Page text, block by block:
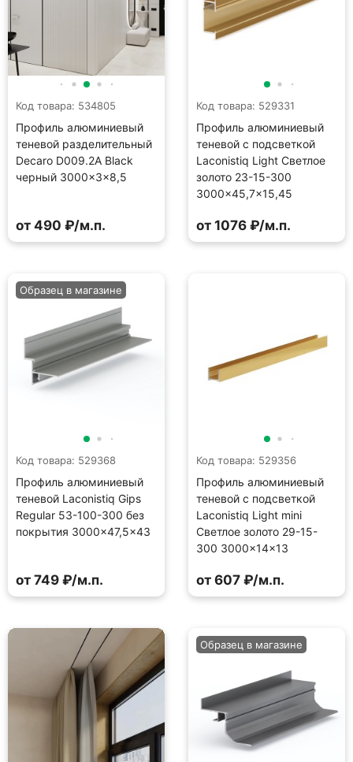
Код товара: 534805
Профиль алюминиевый
теневой разделительный
Decaro D009.2A Black
черный 3000×3×8,5
от 490 ₽/м.п.
Код товара: 529331
Профиль алюминиевый
теневой с подсветкой
Laconistiq Light Светлое
золото 23-15-300
3000×45,7×15,45
от 1076 ₽/м.п.
Код товара: 529368
Профиль алюминиевый
теневой Laconistiq Gips
Regular 53-100-300 без
покрытия 3000×47,5×43
Образец в магазине
от 749 ₽/м.п.
Код товара: 529356
Профиль алюминиевый
теневой с подсветкой
Laconistiq Light mini
Светлое золото 29-15-
300 3000×14×13
от 607 ₽/м.п.
Образец в магазине